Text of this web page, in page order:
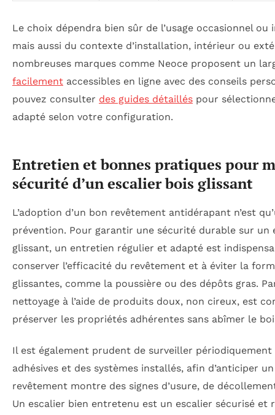
Le choix dépendra bien sûr de l’usage occasionnel ou
mais aussi du contexte d’installation, intérieur ou
nombreuses marques comme Neoce proposent un
facilement accessibles en ligne avec des conseils
pouvez consulter des guides détaillés pour
adapté selon votre configuration.
Entretien et bonnes pratiques pour
sécurité d’un escalier bois glissant
L’adoption d’un bon revêtement antidérapant n’est
prévention. Pour garantir une sécurité durable sur un
glissant, un entretien régulier et adapté est
conserver l’efficacité du revêtement et à éviter la
glissantes, comme la poussière ou des dépôts gras.
nettoyage à l’aide de produits doux, non cireux, est
préserver les propriétés adhérentes sans abîmer le
Il est également prudent de surveiller périodiquement
adhésives et des systèmes installés, afin d’anticiper
revêtement montre des signes d’usure, de
Un escalier bien entretenu est un escalier sécurisé et